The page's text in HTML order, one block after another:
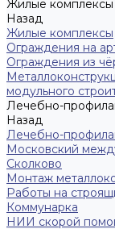
Жилые комплексы
Назад
Жилые комплексы
Ограждения на
Ограждения из
модульного
Лечебно-
Назад
Лечебно-
Московский
Сколково
Монтаж
Работы на
Коммунарка
НИИ скорой